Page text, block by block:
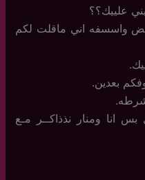
علييك؟؟
واسسفه اني ماقلت لكم
بعدين.
انا ومنار نذذاكــر مـع